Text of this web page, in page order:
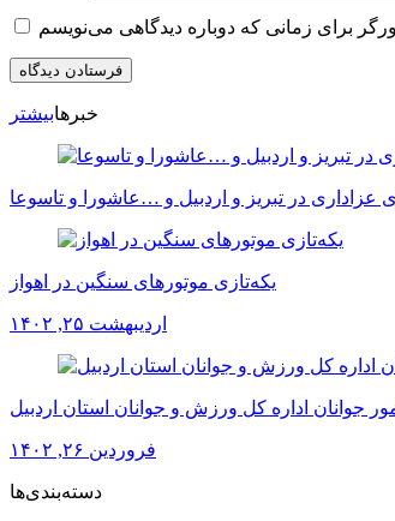
خبرهابیشتر
در تبریز و اردبیل و …عاشورا و تاسوعا
یکه‌تازی موتورهای سنگین در اهواز
اردیبهشت ۲۵, ۱۴۰۲
جوانان اداره کل ورزش و جوانان استان اردبیل
فروردین ۲۶, ۱۴۰۲
دسته‌بندی‌ها